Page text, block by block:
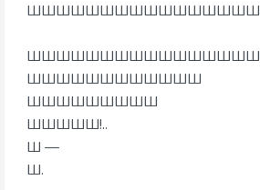
ШШШШШШШШШШШШШШШШ
ШШШШШШШШШШШШШШШШ
ШШШШШШШШШШШШ
ШШШШШШШШШ
ШШШШШ!..
Ш —
Ш.